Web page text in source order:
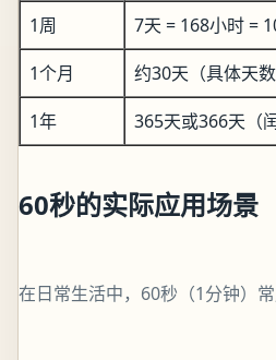
1周
7天 = 168小时 =
1个月
约30天（具体天数
1年
365天或366天（闰
60秒的实际应用场景
在日常生活中，60秒（1分钟）常